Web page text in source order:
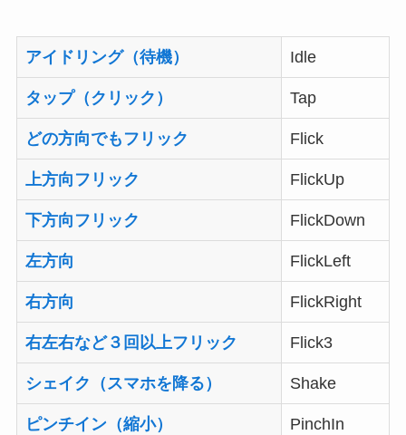
アイドリング（待機） Idle
タップ（クリック） Tap
どの方向でもフリック Flick
上方向フリック FlickUp
下方向フリック FlickDown
左方向 FlickLeft
右方向 FlickRight
右左右など３回以上フリック Flick3
シェイク（スマホを降る） Shake
ピンチイン（縮小） PinchIn